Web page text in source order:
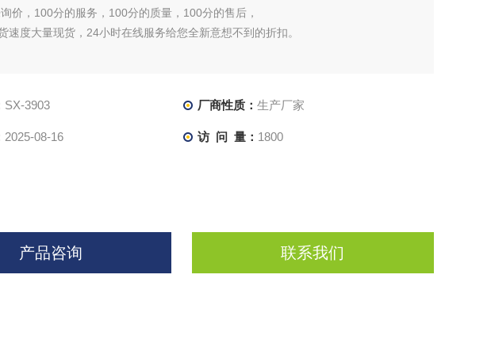
价，100分的服务，100分的质量，100分的售后，
速度大量现货，24小时在线服务给您全新意想不到的折扣。
SX-3903 厂商性质： 生产厂家
2025-08-16 访 问 量： 1800
产品咨询 联系我们